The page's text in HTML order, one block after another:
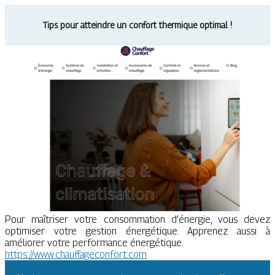
Tips pour atteindre un confort thermique optimal !
Pour maîtriser votre consommation d’énergie, vous devez
optimiser votre gestion énergétique. Apprenez aussi à
améliorer votre performance énergétique.
https://www.chauffageconfort.com